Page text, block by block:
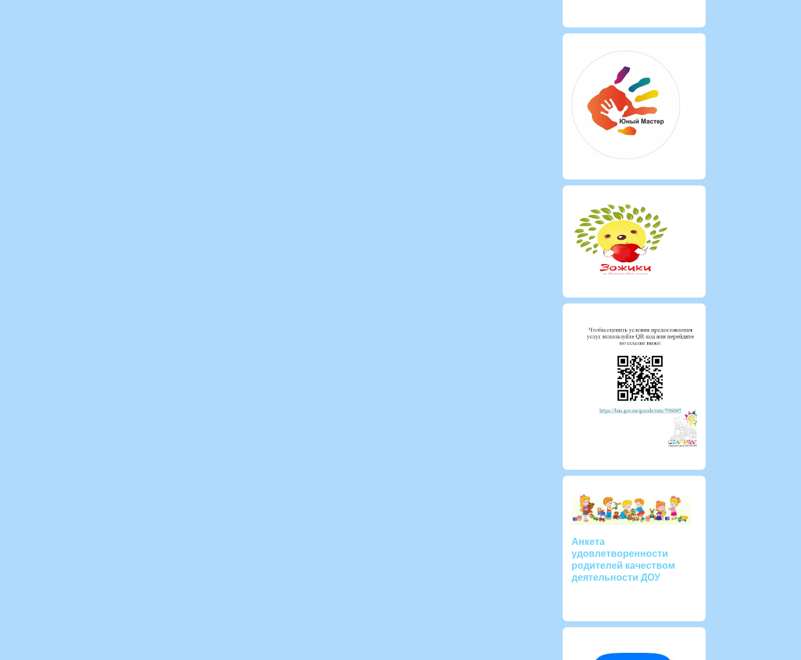
Анкета
удовлетворенности
родителей качеством
деятельности ДОУ